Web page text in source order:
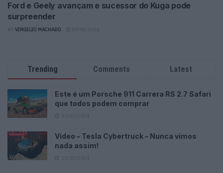
Ford e Geely avançam e sucessor do Kuga pode
surpreender
VIRGILIO MACHADO
Trending Comments Latest
Este é um Porsche 911 Carrera RS 2.7 Safari
que todos podem comprar
Vídeo – Tesla Cybertruck – Nunca vimos
nada assim!